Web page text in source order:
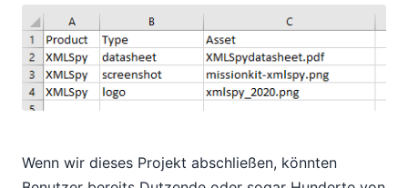
Wenn wir dieses Projekt abschließen, könnten